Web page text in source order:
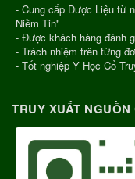
- Cung cấp Dược Liệu từ
Niềm Tin"
- Được khách hàng đánh
- Trách nhiệm trên từng
- Tốt nghiệp Y Học Cổ
TRUY XUẤT